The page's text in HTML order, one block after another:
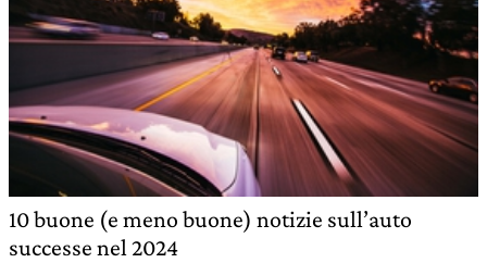
10 buone (e meno buone) notizie sull’auto
successe nel 2024